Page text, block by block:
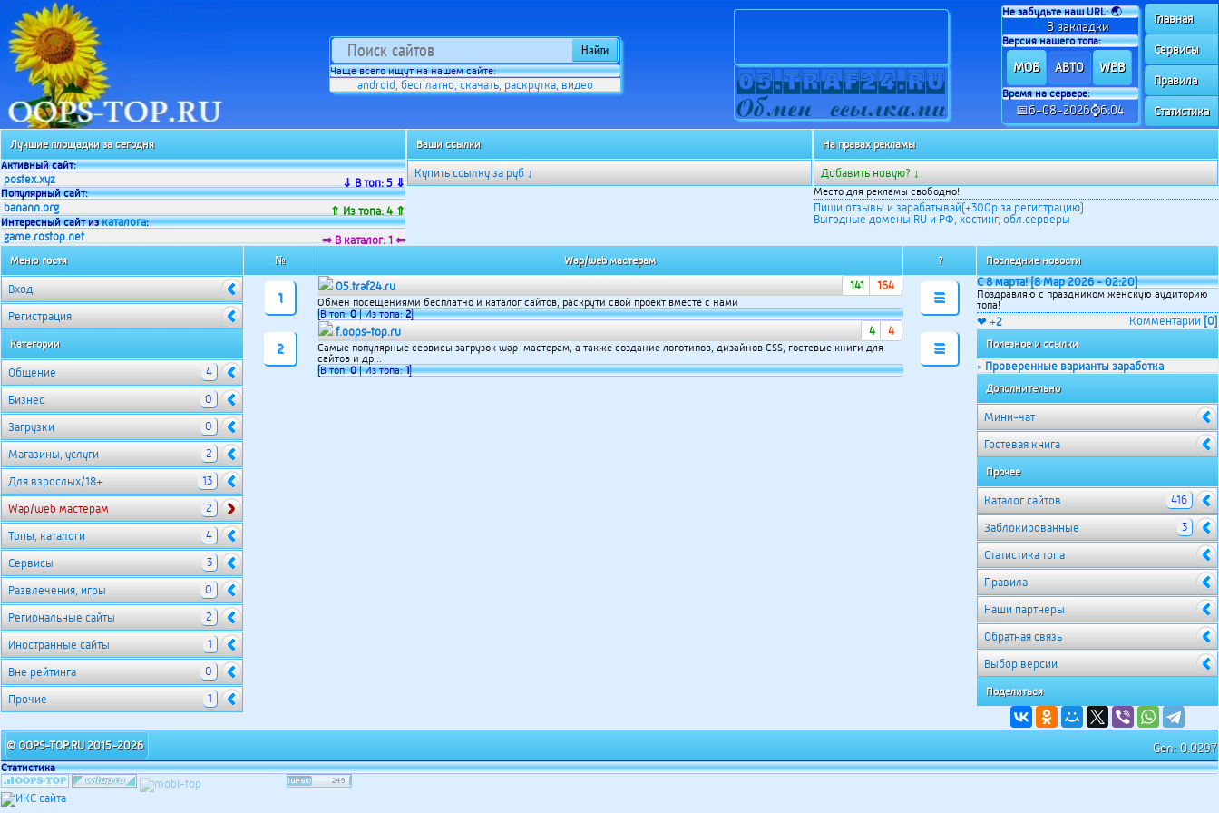
Чаще всего ищут на нашем сайте:
android, бесплатно, скачать, раскрутка, видео
Не забудьте наш URL:🌏
✍ В закладки
Версия нашего топа:
МОБ АВТО WEB
Время на сервере:
📅6-08-2026⌚6:04
Главная
Сервисы
Правила
Статистика
Лучшие площадки за сегодня
Активный сайт:
postex.xyz ⇓ В топ: 5 ⇓
Популярный сайт:
banann.org ⇑ Из топа: 4 ⇑
Интересный сайт изкаталога:
game.rostop.net ⇒ В каталог: 1 ⇐
Ваши ссылки
Купить ссылку за руб ↓
На правах рекламы
Добавить новую? ↓
Место для рекламы свободно!
Пиши отзывы и зарабатывай(+300р за регистрацию)
Выгодные домены RU и РФ, хостинг, обл.серверы
Меню гостя
Вход
Регистрация
Категории
Общение 4
Бизнес 0
Загрузки 0
Магазины, услуги 2
Для взрослых/18+ 13
Wap/web мастерам 2
Топы, каталоги 4
Сервисы 3
Развлечения, игры 0
Региональные сайты 2
Иностранные сайты 1
Вне рейтинга 0
Прочие 1
№ Wap/web мастерам ?
1
05.traf24.ru 141 164
Обмен посещениями бесплатно и каталог сайтов, раскрути свой проект вместе с нами
[В топ:0| Из топа:2]
☰
2
f.oops-top.ru 4 4
Самые популярные сервисы загрузок wap-мастерам, а также создание логотипов, дизайнов CSS, гостевые книги для
сайтов и др...
[В топ:0| Из топа:1]
☰
Последние новости
С 8 марта! [8 Мар 2026 - 02:20]
Поздравляю с праздником женскую аудиторию
топа!
Комментарии [0]
❤ +2
Полезное и ссылки
» Проверенные варианты заработка
Дополнительно
Мини-чат
Гостевая книга
Прочее
Каталог сайтов 416
Заблокированные 3
Cтатистика топа
Правила
Наши партнеры
Обратная связь
Выбор версии
Поделиться
© OOPS-TOP.RU 2015-2026 Gen: 0.0297
Статистика